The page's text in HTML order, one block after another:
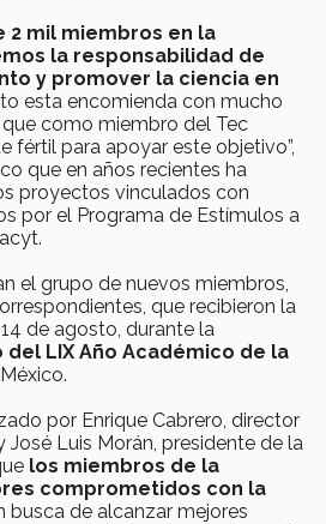
2 mil miembros en la
la responsabilidad de
y promover la ciencia en
esta encomienda con mucho
como miembro del Tec
fértil para apoyar este objetivo”,
que en años recientes ha
proyectos vinculados con
por el Programa de Estímulos a
el grupo de nuevos miembros,
que recibieron la
de agosto, durante la
LIX Año Académico de la
por Enrique Cabrero, director
José Luis Morán, presidente de la
los miembros de la
comprometidos con la
busca de alcanzar mejores